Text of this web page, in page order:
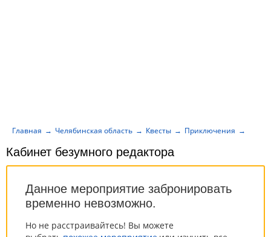
Данное мероприятие забронировать
временно невозможно.
Но не расстраивайтесь! Вы можете
Кабинет безумного редактора
Главная Челябинская область Квесты Приключения